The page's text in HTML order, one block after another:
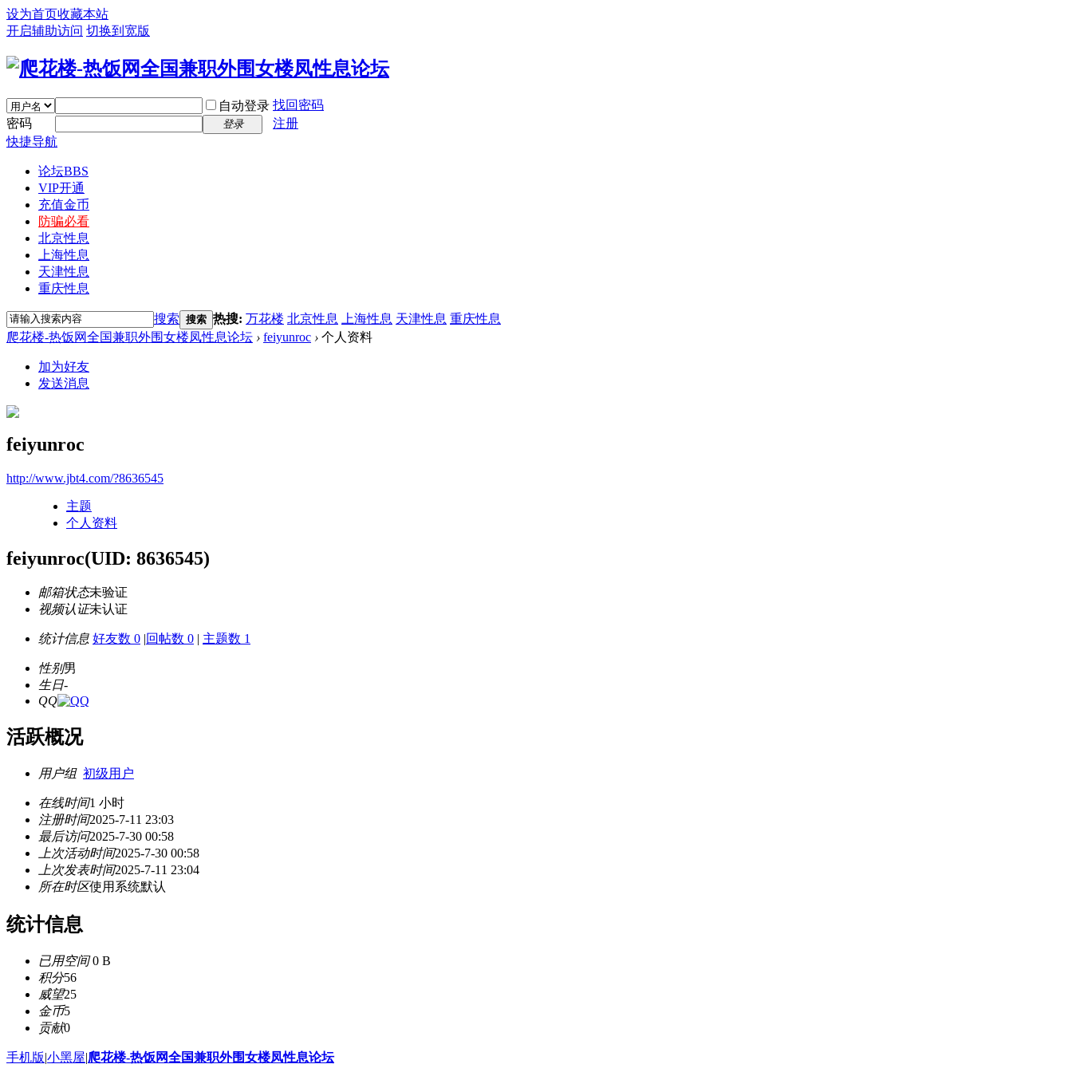
设为首页收藏本站
开启辅助访问 切换到宽版
自动登录 找回密码
密码
登录
注册
快捷导航
论坛BBS
VIP开通
充值金币
防骗必看
北京性息
上海性息
天津性息
重庆性息
搜索 搜索 热搜: 万花楼 北京性息 上海性息 天津性息 重庆性息
爬花楼-热饭网全国兼职外围女楼凤性息论坛 › feiyunroc › 个人资料
加为好友
发送消息
feiyunroc
http://www.jbt4.com/?8636545
主题
个人资料
feiyunroc(UID: 8636545)
邮箱状态未验证
视频认证未认证
统计信息 好友数 0 |回帖数 0 | 主题数 1
性别男
生日-
QQ
活跃概况
用户组 初级用户
在线时间1 小时
注册时间2025-7-11 23:03
最后访问2025-7-30 00:58
上次活动时间2025-7-30 00:58
上次发表时间2025-7-11 23:04
所在时区使用系统默认
统计信息
已用空间0 B
积分56
威望25
金币5
贡献0
手机版|小黑屋|爬花楼-热饭网全国兼职外围女楼凤性息论坛